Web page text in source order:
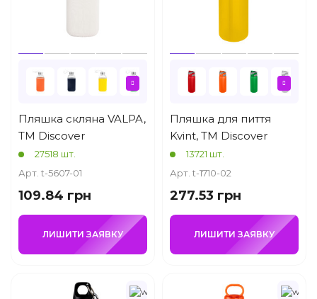
Пляшка скляна VALPA,
TM Discover
27518 шт.
Арт. t-5607-01
109.84 грн
ЛИШИТИ ЗАЯВКУ
Пляшка для пиття
Kvint, TM Discover
13721 шт.
Арт. t-1710-02
277.53 грн
ЛИШИТИ ЗАЯВКУ